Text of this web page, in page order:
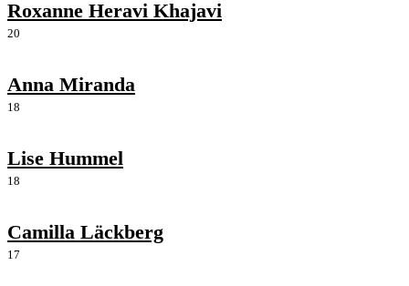
Roxanne Heravi Khajavi
20
Anna Miranda
18
Lise Hummel
18
Camilla Läckberg
17